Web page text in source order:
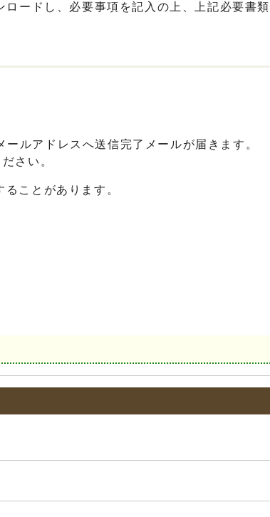
ードし、必要事項を記入の上、上記必要書
ールアドレスへ送信完了メールが届きます。
さい。
ことがあります。